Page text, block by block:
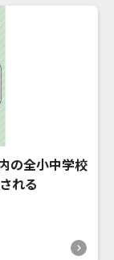
の全小中学校
れる